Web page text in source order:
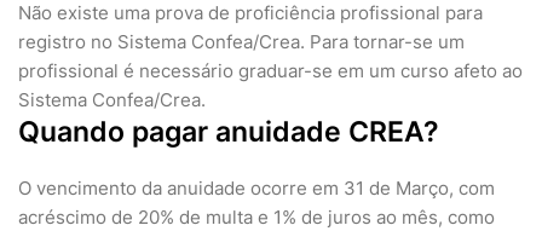
Não existe uma prova de proficiência profissional para
registro no Sistema Confea/Crea. Para tornar-se um
profissional é necessário graduar-se em um curso afeto ao
Sistema Confea/Crea.
Quando pagar anuidade CREA?
O vencimento da anuidade ocorre em 31 de Março, com
acréscimo de 20% de multa e 1% de juros ao mês, como